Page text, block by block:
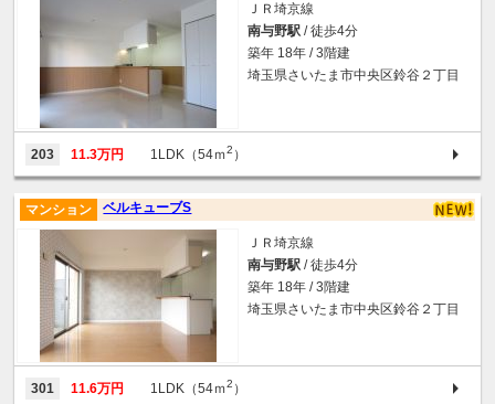
ＪＲ埼京線
南与野駅 / 徒歩4分
築年 18年 / 3階建
埼玉県さいたま市中央区鈴谷２丁目
203 11.3万円 1LDK（54ｍ2 ）
ベルキューブS
マンション
ＪＲ埼京線
南与野駅 / 徒歩4分
築年 18年 / 3階建
埼玉県さいたま市中央区鈴谷２丁目
301 11.6万円 1LDK（54ｍ2 ）